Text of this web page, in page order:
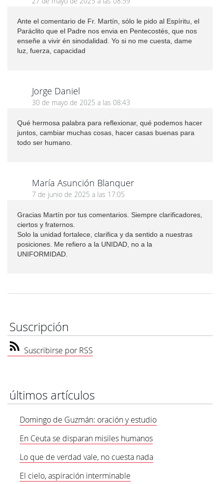
Ante el comentario de Fr. Martín, sólo le pido al Espíritu, el
Paráclito que el Padre nos envia en Pentecostés, que nos
enseñe a vivir én sinodalidad. Yo si no me cuesta, dame
luz, fuerza, capacidad
Jorge Daniel
30 de mayo de 2025 a las 08:43
Qué hermosa palabra para reflexionar, qué podemos hacer
juntos, cambiar muchas cosas, hacer casas buenas para
todo ser humano.
María Asunción Blanquer
7 de junio de 2025 a las 17:05
Gracias Martín por tus comentarios. Siempre clarificadores,
ciertos y fraternos.
Solo la unidad fortalece, clarifica y da sentido a nuestras
posiciones. Me refiero a la UNIDAD, no a la
UNIFORMIDAD.
Suscripción
Suscribirse por RSS
últimos artículos
Domingo de Guzmán: oración y estudio
En Ceuta se disparan misiles humanos
Lo que de verdad vale, no cuesta nada
El cielo, aspiración interminable